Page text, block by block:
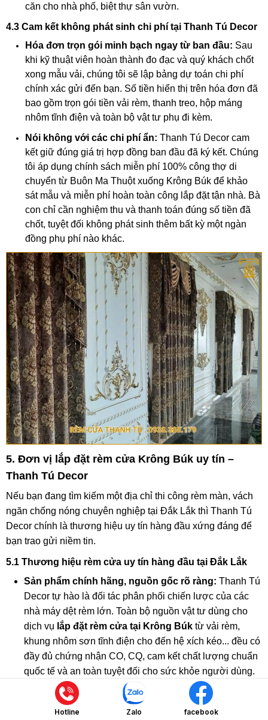
căn cho nhà phố, biệt thự sân vườn.
4.3 Cam kết không phát sinh chi phí tại Thanh Tú Decor
Hóa đơn trọn gói minh bạch ngay từ ban đầu: Sau
khi kỹ thuật viên hoàn thành đo đạc và quý khách chốt
xong mẫu vải, chúng tôi sẽ lập bảng dự toán chi phí
chính xác gửi đến bạn. Số tiền hiển thị trên hóa đơn đã
bao gồm trọn gói tiền vải rèm, thanh treo, hộp máng
nhôm tĩnh điện và toàn bộ vật tư phụ đi kèm.
Nói không với các chi phí ẩn: Thanh Tú Decor cam
kết giữ đúng giá trị hợp đồng ban đầu đã ký kết. Chúng
tôi áp dụng chính sách miễn phí 100% công thợ di
chuyển từ Buôn Ma Thuột xuống Krông Búk để khảo
sát mẫu và miễn phí hoàn toàn công lắp đặt tận nhà. Bà
con chỉ cần nghiệm thu và thanh toán đúng số tiền đã
chốt, tuyệt đối không phát sinh thêm bất kỳ một ngàn
đồng phụ phí nào khác.
5. Đơn vị lắp đặt rèm cửa Krông Búk uy tín –
Thanh Tú Decor
Nếu bạn đang tìm kiếm một địa chỉ thi công rèm màn, vách
ngăn chống nóng chuyên nghiệp tại Đắk Lắk thì Thanh Tú
Decor chính là thương hiệu uy tín hàng đầu xứng đáng để
bạn trao gửi niềm tin.
5.1 Thương hiệu rèm cửa uy tín hàng đầu tại Đắk Lắk
Sản phẩm chính hãng, nguồn gốc rõ ràng: Thanh Tú
Decor tự hào là đối tác phân phối chiến lược của các
nhà máy dệt rèm lớn. Toàn bộ nguồn vật tư dùng cho
dịch vụ lắp đặt rèm cửa tại Krông Búk từ vải rèm,
khung nhôm sơn tĩnh điện cho đến hệ xích kéo... đều có
đầy đủ chứng nhận CO, CQ, cam kết chất lượng chuẩn
quốc tế và an toàn tuyệt đối cho sức khỏe người dùng.
Nói không với hàng giả, hàng kém chất lượng:
thị trường hiện nay xuất hiện không ít mẫu rèm giá rẻ có
Hotline Zalo facebook